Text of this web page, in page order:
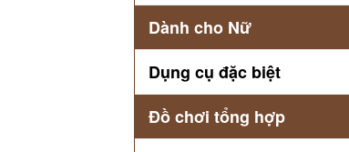
Dành cho Nữ
Dụng cụ đặc biệt
Đồ chơi tổng hợp